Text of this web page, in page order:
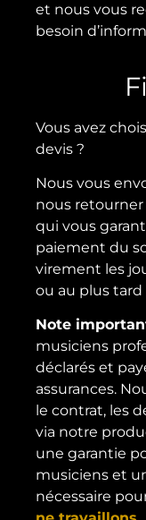
et nous vous
besoin
Vous avez
devis ?
Nous vous
nous retourner
qui vous
paiement du
virement les
ou au plus
Note
musiciens
déclarés et
assurances.
le contrat, les
via notre
une garantie
musiciens et
nécessaire